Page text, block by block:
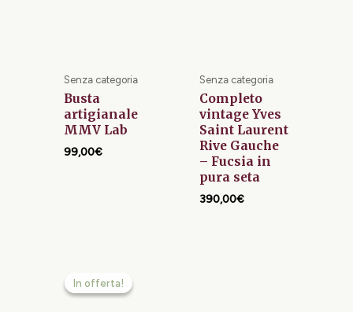
Senza categoria
Busta
artigianale
MMV Lab
99,00€
Senza categoria
Completo
vintage Yves
Saint Laurent
Rive Gauche
– Fucsia in
pura seta
390,00€
In offerta!
In offerta!prezzo
originale
prezzo
attuale